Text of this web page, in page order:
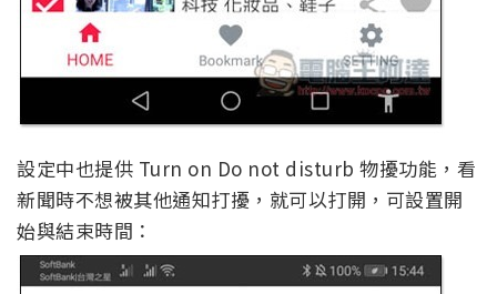
設定中也提供 Turn on Do not disturb 物擾功能，看
新聞時不想被其他通知打擾，就可以打開，可設置開
始與結束時間：